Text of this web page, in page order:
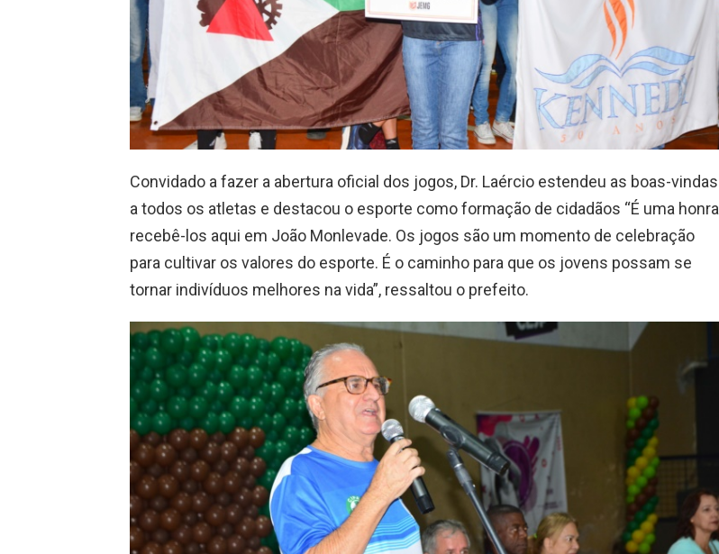
Convidado a fazer a abertura oficial dos jogos, Dr. Laércio estendeu as boas-vindas
a todos os atletas e destacou o esporte como formação de cidadãos “É uma honra
recebê-los aqui em João Monlevade. Os jogos são um momento de celebração
para cultivar os valores do esporte. É o caminho para que os jovens possam se
tornar indivíduos melhores na vida”, ressaltou o prefeito.